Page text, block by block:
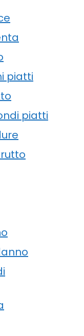
piatti
piatti